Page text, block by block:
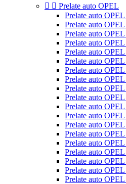
  Prelate auto OPEL
Prelate auto
Prelate auto
Prelate auto
Prelate auto
Prelate auto OPEL
Prelate auto
Prelate auto OPEL
Prelate auto OPEL
Prelate auto
Prelate auto OPEL
Prelate auto
Prelate auto
Prelate auto
Prelate auto
Prelate auto
Prelate auto OPEL
Prelate auto
Prelate auto OPEL
Prelate auto